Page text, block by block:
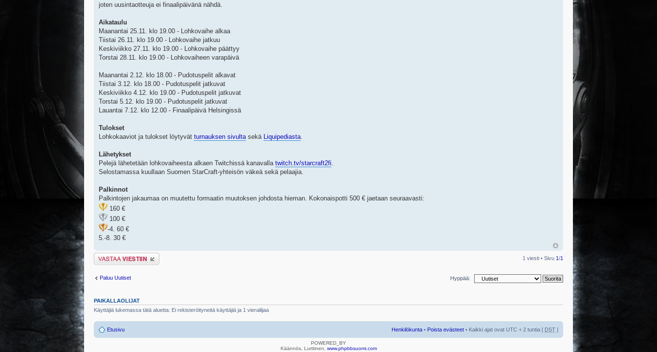
joten uusintaotteuja ei finaalipäivänä nähdä.
Aikataulu
Maanantai 25.11. klo 19.00 - Lohkovaihe alkaa
Tiistai 26.11. klo 19.00 - Lohkovaihe jatkuu
Keskiviikko 27.11. klo 19.00 - Lohkovaihe päättyy
Torstai 28.11. klo 19.00 - Lohkovaiheen varapäivä
Maanantai 2.12. klo 18.00 - Pudotuspelit alkavat
Tiistai 3.12. klo 18.00 - Pudotuspelit jatkuvat
Keskiviikko 4.12. klo 19.00 - Pudotuspelit jatkuvat
Torstai 5.12. klo 19.00 - Pudotuspelit jatkuvat
Lauantai 7.12. klo 12.00 - Finaalipäivä Helsingissä
Tulokset
Lohkokaaviot ja tulokset löytyvät turnauksen sivulta sekä Liquipediasta
Lähetykset
Pelejä lähetetään lohkovaiheesta alkaen Twitchissä kanavalla twitch.tv/starcraft2fi
Selostamassa kuullaan Suomen StarCraft-yhteisön väkeä sekä pelaajia.
Palkinnot
Palkintojen jakaumaa on muutettu formaatin muutoksen johdosta hieman. Kokonaispotti 500 € jaetaan seuraavasti:
160 €
100 €
-4. 60 €
5.-8. 30 €
Lähetä vastaus 1 viesti • Sivu 1/1
Paluu Uutiset Hyppää:
PAIKALLAOLIJAT
Käyttäjiä lukemassa tätä aluetta: Ei rekisteröityneitä käyttäjiä ja 1 vierailijaa
Etusivu Henkilökunta • Poista evästeet • Kaikki ajat ovat UTC + 2 tuntia [ DST ]
POWERED_BY
Käännös, Lurttinen, www.phpbbsuomi.com